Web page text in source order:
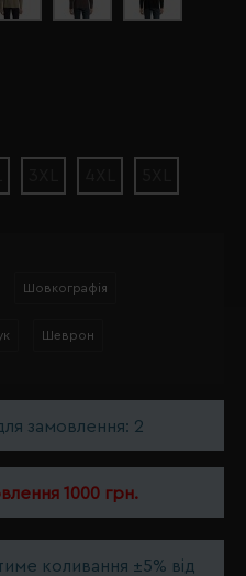
Шовкографія
Шеврон
замовлення: 2
1000 грн.
коливання ±5% від